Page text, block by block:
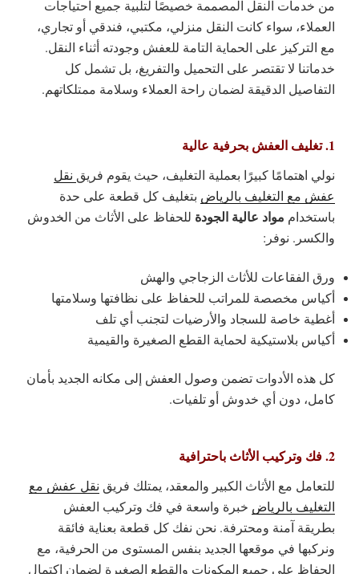
من خدمات النقل المصممة خصيصًا لتلبية جميع احتياجات
العملاء، سواء كانت النقل منزلي، مكتبي، فندقي أو تجاري،
مع التركيز على الحماية التامة للعفش وجودته أثناء النقل.
خدماتنا لا تقتصر على التحميل والتفريغ، بل تشمل كل
التفاصيل الدقيقة لضمان راحة العملاء وسلامة ممتلكاتهم.
1. تغليف العفش بحرفية عالية
نولي اهتمامًا كبيرًا بعملية التغليف، حيث يقوم فريق نقل
عفش مع التغليف بالرياض بتغليف كل قطعة على حدة
باستخدام مواد عالية الجودة للحفاظ على الأثاث من الخدوش
والكسر. نوفر:
ورق الفقاعات للأثاث الزجاجي والهش
أكياس مخصصة للمراتب للحفاظ على نظافتها وسلامتها
أغطية خاصة للسجاد والأرضيات لتجنب أي تلف
أكياس بلاستيكية لحماية القطع الصغيرة والقيمية
كل هذه الأدوات تضمن وصول العفش إلى مكانه الجديد بأمان
كامل، دون أي خدوش أو تلفيات.
2. فك وتركيب الأثاث باحترافية
للتعامل مع الأثاث الكبير والمعقد، يمتلك فريق نقل عفش مع
التغليف بالرياض خبرة واسعة في فك وتركيب العفش
بطريقة آمنة ومحترفة. نحن نفك كل قطعة بعناية فائقة
ونركبها في موقعها الجديد بنفس المستوى من الحرفية، مع
الحفاظ على جميع المكونات والقطع الصغيرة لضمان اكتمال